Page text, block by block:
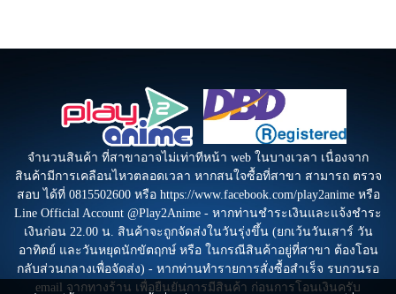
จำนวนสินค้า ที่สาขาอาจไม่เท่าทีหน้า web ในบางเวลา เนื่องจาก
สินค้ามีการเคลือนไหวตลอดเวลา หากสนใจซื้อที่สาขา สามารถ ตรวจ
สอบ ได้ที่ 0815502600 หรือ https://www.facebook.com/play2anime หรือ
Line Official Account @Play2Anime - หากท่านชำระเงินและแจ้งชำระ
เงินก่อน 22.00 น. สินค้าจะถูกจัดส่งในวันรุ่งขึ้น (ยกเว้นวันเสาร์ วัน
อาทิตย์ และวันหยุดนักขัตฤกษ์ หรือ ในกรณีสินค้าอยู่ที่สาขา ต้องโอน
กลับส่วนกลางเพื่อจัดส่ง) - หากท่านทำรายการสั่งซื้อสำเร็จ รบกวนรอ
email จากทางร้าน เพื่อยืนยันการมีสินค้า ก่อนการโอนเงินครับ